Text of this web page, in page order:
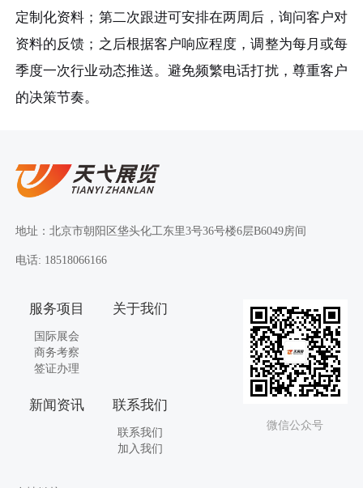
定制化资料；第二次跟进可安排在两周后，询问客户对
资料的反馈；之后根据客户响应程度，调整为每月或每
季度一次行业动态推送。避免频繁电话打扰，尊重客户
的决策节奏。
地址：北京市朝阳区垡头化工东里3号36号楼6层B6049房间
电话: 18518066166
服务项目
国际展会
商务考察
签证办理
关于我们
新闻资讯 联系我们
联系我们
加入我们
微信公众号